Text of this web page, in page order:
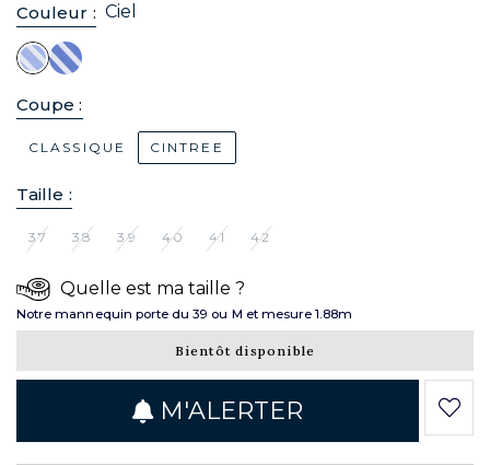
Couleur : Ciel
Coupe :
CLASSIQUE CINTREE
Taille :
37 38 39 40 41 42
Quelle est ma taille ?
Notre mannequin porte du 39 ou M et mesure 1.88m
Bientôt disponible
M'ALERTER